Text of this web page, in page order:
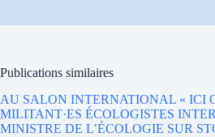
Publications similaires
AU SALON INTERNATIONAL « ICI
MILITANT·ES ÉCOLOGISTES
MINISTRE DE L’ÉCOLOGIE SUR